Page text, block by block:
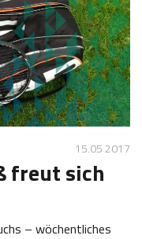
15.05 2017
freut sich
– wöchentliches